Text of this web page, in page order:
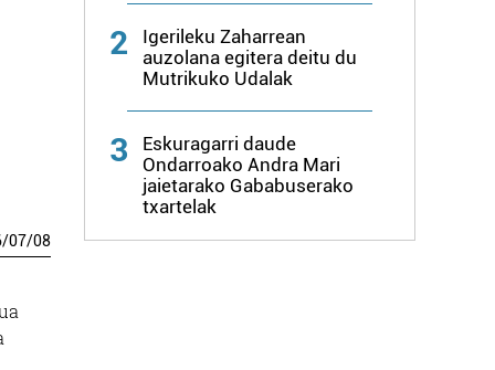
/07/08
2
Igerileku Zaharrean
auzolana egitera deitu du
Mutrikuko Udalak
3
Eskuragarri daude
Ondarroako Andra Mari
jaietarako Gababuserako
txartelak